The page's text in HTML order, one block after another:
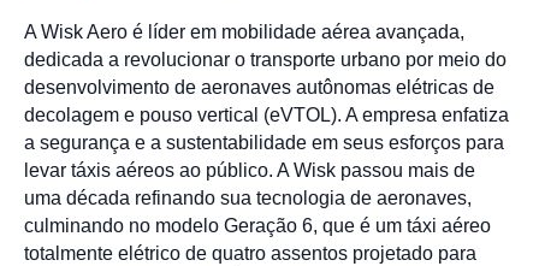
A Wisk Aero é líder em mobilidade aérea avançada,
dedicada a revolucionar o transporte urbano por meio do
desenvolvimento de aeronaves autônomas elétricas de
decolagem e pouso vertical (eVTOL). A empresa enfatiza
a segurança e a sustentabilidade em seus esforços para
levar táxis aéreos ao público. A Wisk passou mais de
uma década refinando sua tecnologia de aeronaves,
culminando no modelo Geração 6, que é um táxi aéreo
totalmente elétrico de quatro assentos projetado para